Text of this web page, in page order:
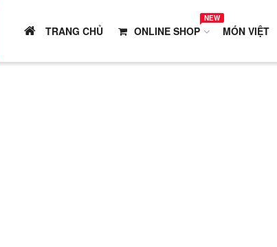
TRANG CHỦ ONLINE SHOP
NEW
MÓN VIỆT